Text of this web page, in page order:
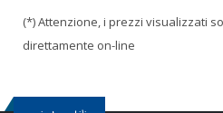
(*) Attenzione, i prezzi visualizzati
direttamente on-line